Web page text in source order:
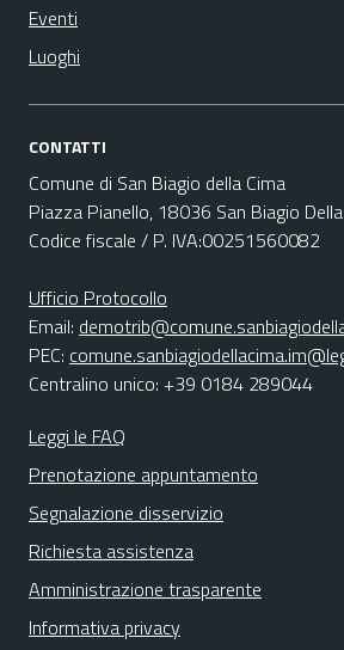
Eventi
Luoghi
CONTATTI
Comune di San Biagio della Cima
Piazza Pianello, 18036 San Biagio
Codice fiscale / P. IVA:00251560082
Ufficio Protocollo
Email:
PEC:
Centralino unico: +39 0184 289044
Leggi le FAQ
Prenotazione appuntamento
Segnalazione disservizio
Richiesta assistenza
Amministrazione trasparente
Informativa privacy